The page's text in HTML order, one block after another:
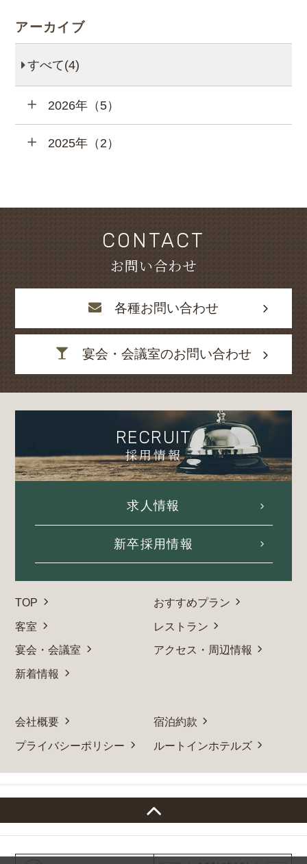
アーカイブ
すべて(4)
2026年（5）
2025年（2）
CONTACT
お問い合わせ
各種お問い合わせ
宴会・会議室のお問い合わせ
RECRUIT
採用情報
求人情報
新卒採用情報
TOP
おすすめプラン
客室
レストラン
宴会・会議室
アクセス・周辺情報
新着情報
会社概要
宿泊約款
プライバシーポリシー
ルートインホテルズ
「航空券＋宿泊プラン」